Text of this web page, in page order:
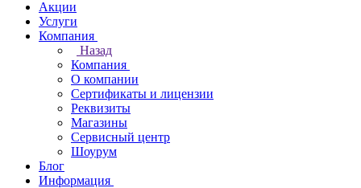
Акции
Услуги
Компания
Назад
Компания
О компании
Сертификаты и лицензии
Реквизиты
Магазины
Сервисный центр
Шоурум
Блог
Информация